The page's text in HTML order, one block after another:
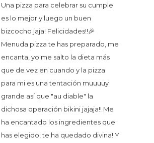
Una pizza para celebrar su cumple
es lo mejor y luego un buen
bizcocho jaja! Felicidades!!🎉
Menuda pizza te has preparado, me
encanta, yo me salto la dieta más
que de vez en cuando y la pizza
para mi es una tentación muuuuy
grande así que "au diable" la
dichosa operación bikini jajaja!! Me
ha encantado los ingredientes que
has elegido, te ha quedado divina! Y